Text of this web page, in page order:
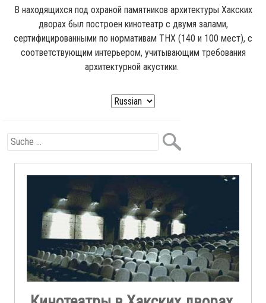
В находящихся под охраной памятников архитектуры Хакских
дворах был построен кинотеатр с двумя залами,
сертифицированными по нормативам THX (140 и 100 мест), с
соответствующим интерьером, учитывающим требования
архитектурной акустики.